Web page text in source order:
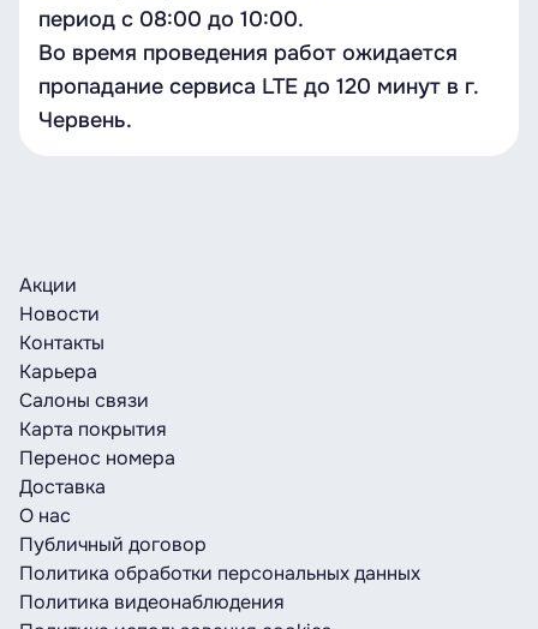
период с 08:00 до 10:00.
Во время проведения работ ожидается
пропадание сервиса LTE до 120 минут в г.
Червень.
Акции
Новости
Контакты
Карьера
Салоны связи
Карта покрытия
Перенос номера
Доставка
О нас
Публичный договор
Политика обработки персональных данных
Политика видеонаблюдения